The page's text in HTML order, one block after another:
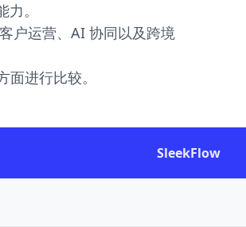
。
户运营、AI 协同以及跨境
进行比较。
SleekFlow